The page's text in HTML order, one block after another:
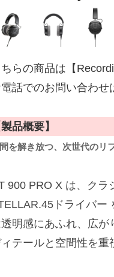
らの商品は【
話でのお問い合わせ
品概要】
を解き放つ、次世代のリ
900 PRO X は、クラ
ドライバー
明感にあふれ、広が
テールと空間性を重